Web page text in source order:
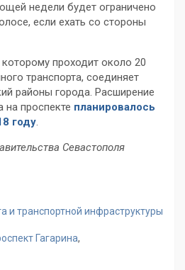
недели будет ограничено
если ехать со стороны
проходит около 20
транспорта, соединяет
районы города. Расширение
на проспекте планировалось
году.
Севастополя
и транспортной инфраструктуры
Гагарина,